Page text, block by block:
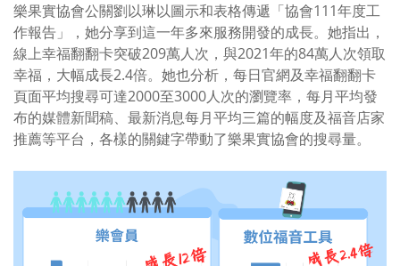
樂果實協會公關劉以琳以圖示和表格傳遞「協會111年度工
作報告」，她分享到這一年多來服務開發的成長。她指出，
線上幸福翻翻卡突破209萬人次，與2021年的84萬人次領取
幸福，大幅成長2.4倍。她也分析，每日官網及幸福翻翻卡
頁面平均搜尋可達2000至3000人次的瀏覽率，每月平均發
布的媒體新聞稿、最新消息每月平均三篇的幅度及福音店家
推薦等平台，各樣的關鍵字帶動了樂果實協會的搜尋量。